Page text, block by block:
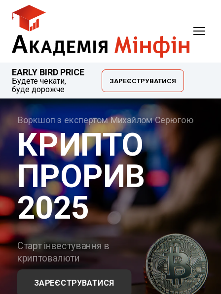
EARLY BIRD PRICE
Будете чекати,
буде дорожче
ЗАРЕЄСТРУВАТИСЯ
КРИПТО
ПРОРИВ
2025
Воркшоп з експертом Михайлом Серюгою
Старт інвестування в
криптовалюти
ЗАРЕЄСТРУВАТИСЯ